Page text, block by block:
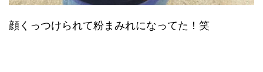
顔くっつけられて粉まみれになってた！笑